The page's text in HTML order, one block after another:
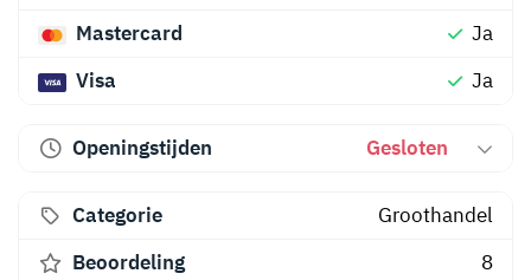
Mastercard
Ja
Visa
Ja
Openingstijden Gesloten
Categorie
Groothandel
Beoordeling
8